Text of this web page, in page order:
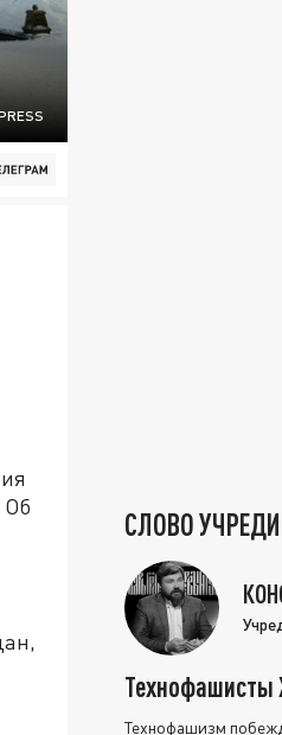
Об
СЛОВО
Технофашисты
Технофашизм